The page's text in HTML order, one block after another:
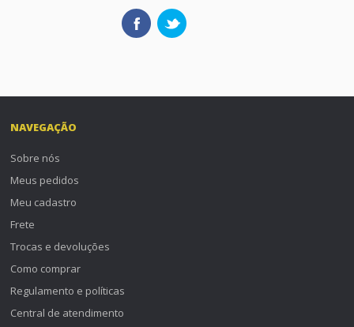
NAVEGAÇÃO
Sobre nós
Meus pedidos
Meu cadastro
Frete
Trocas e devoluções
Como comprar
Regulamento e políticas
Central de atendimento